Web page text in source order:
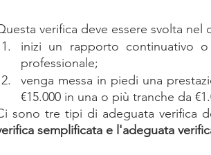
verifica deve essere svolta nel
inizi un rapporto continuativo
professionale;
venga messa in piedi una
€15.000 in una o più tranche da
sono tre tipi di adeguata verifica
semplificata e l'adeguata